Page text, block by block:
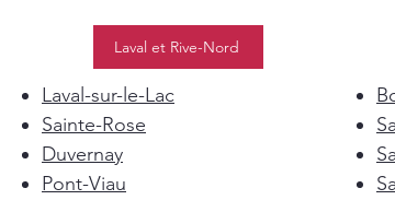
Laval et Rive-Nord
Laval-sur-le-Lac
Sainte-Rose
Duvernay
Pont-Viau